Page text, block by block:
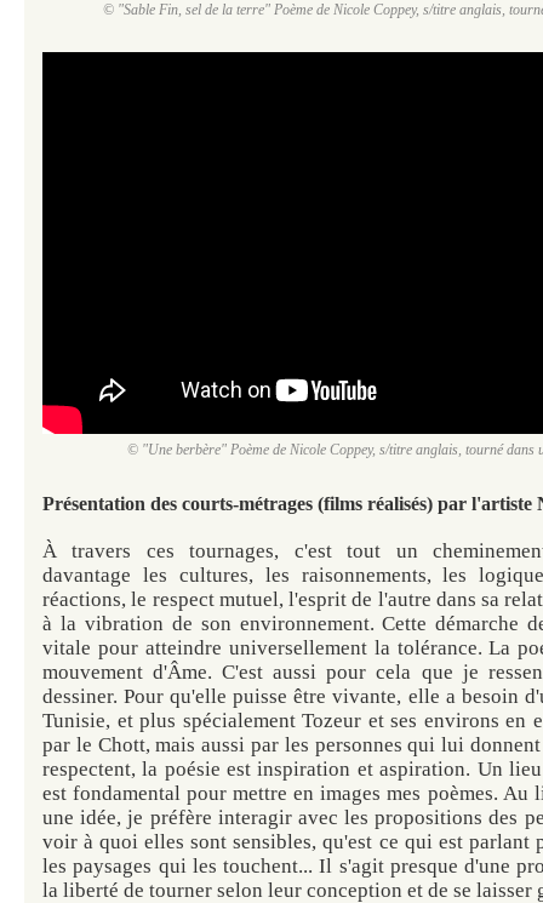
© "Sable Fin, sel de la terre" Poème de Nicole Coppey, s/titre anglais,
© "Une berbère" Poème de Nicole Coppey, s/titre anglais, tourné dans
Présentation des courts-métrages (films réalisés) par l'artiste
À travers ces tournages, c'est tout un
davantage les cultures, les raisonnements, les
réactions, le respect mutuel, l'esprit de l'autre dans sa
à la vibration de son environnement.Cette démarche
vitale pour atteindre universellement la tolérance. La
mouvement d'Âme. C'est aussi pour cela que je
dessiner. Pour qu'elle puisse être vivante, elle a besoin
Tunisie, et plus spécialement Tozeur et ses environs en
par le Chott, mais aussi par les personnes qui lui
respectent, la poésie est inspiration et aspiration. Un
est fondamental pour mettre en images mes poèmes. Au
une idée, je préfère interagir avec les propositions des
voir à quoi elles sont sensibles, qu'est ce qui est parlant
les paysages qui les touchent... Il s'agit presque d'une
la liberté de tourner selon leur conception et de se laisser